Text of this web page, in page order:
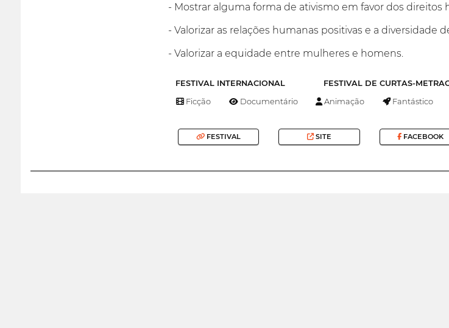
- Mostrar alguma forma de ativismo em favor dos
- Valorizar as relações humanas positivas e a diversidade
- Valorizar a equidade entre mulheres e homens.
FESTIVAL INTERNACIONAL FESTIVAL DE CURTAS-
Ficção Documentário Animação Fantástico
FESTIVAL SITE FACEBOOK